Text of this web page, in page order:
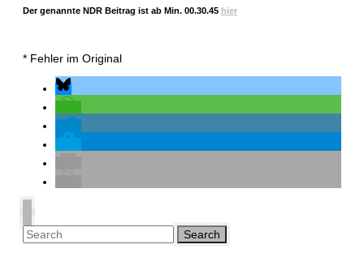
Der genannte NDR Beitrag ist ab Min. 00.30.45 hier
* Fehler im Original